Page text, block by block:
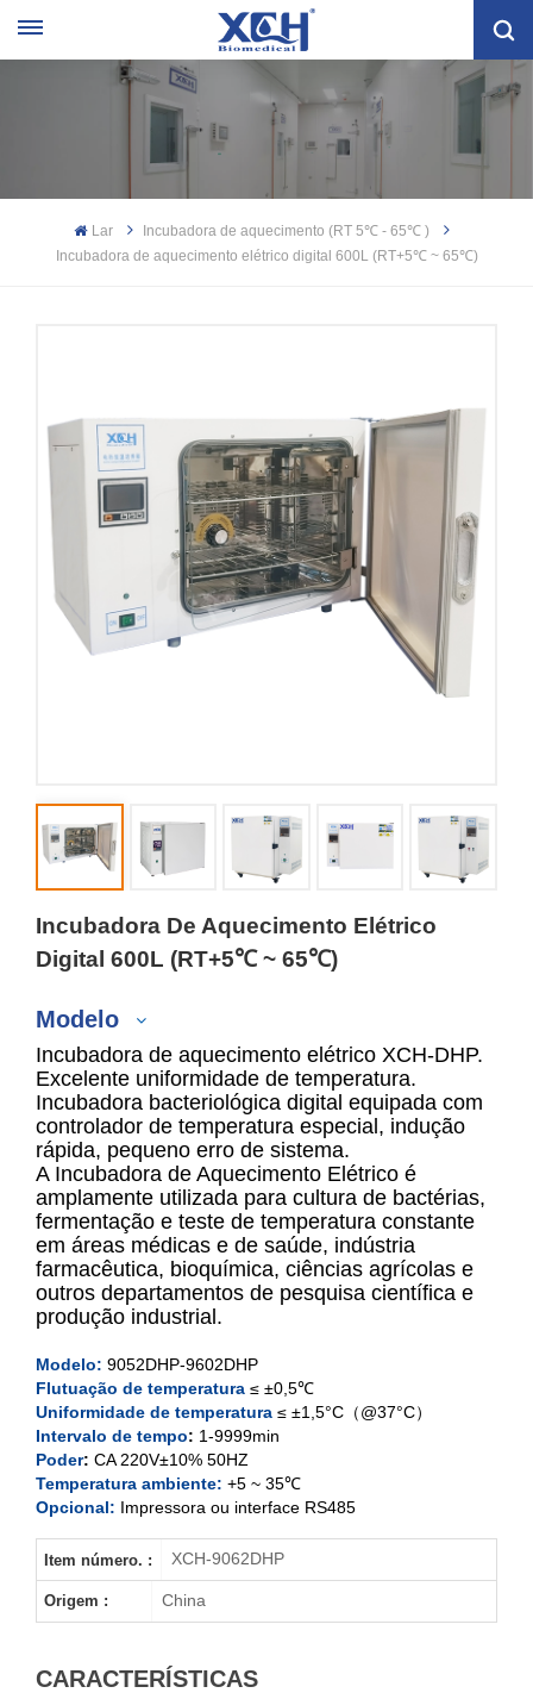
Lar
Incubadora de aquecimento (RT 5℃ - 65℃ )
Incubadora de aquecimento elétrico digital 600L (RT+5℃ ~ 65℃)
Incubadora De Aquecimento Elétrico
Digital 600L (RT+5℃ ~ 65℃)
Modelo
XCH-9052DHP
XCH-9082DHP
XCH-9162DHP
XCH-9272DHP
XCH-9602DHP
Incubadora de aquecimento elétrico XCH-DHP.
Excelente uniformidade de temperatura.
Incubadora bacteriológica digital equipada com
controlador de temperatura especial, indução
rápida, pequeno erro de sistema.
A Incubadora de Aquecimento Elétrico é
amplamente utilizada para cultura de bactérias,
fermentação e teste de temperatura constante
em áreas médicas e de saúde, indústria
farmacêutica, bioquímica, ciências agrícolas e
outros departamentos de pesquisa científica e
produção industrial.
Modelo: 9052DHP-9602DHP
Flutuação de temperatura ≤ ±0,5℃
Uniformidade de temperatura ≤ ±1,5°C（@37°C）
Intervalo de tempo: 1-9999min
Poder: CA 220V±10% 50HZ
Temperatura ambiente: +5 ~ 35℃
Opcional: Impressora ou interface RS485
Item número. : XCH-9062DHP
Origem : China
CARACTERÍSTICAS